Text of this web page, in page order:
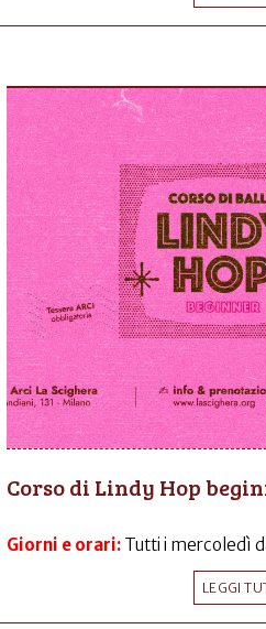
Corso di Lindy Hop
Giorni e orari: Tutti i mercoledì
LEGGI